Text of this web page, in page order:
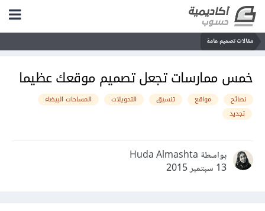
مقالات تصميم عامة
خمس ممارسات تجعل تصميم موقعك عظيما
نصائح مواقع تنسيق التحويلات
المساحات البيضاء
تجديد
بواسطة Huda Almashta
13 سبتمبر 2015